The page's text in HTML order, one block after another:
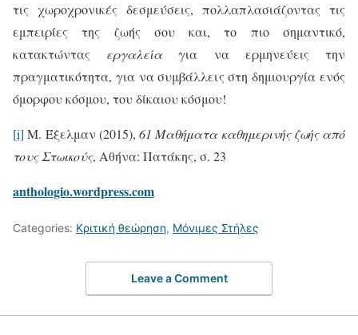
τις χωροχρονικές δεσμεύσεις, πολλαπλασιάζοντας τις
εμπειρίες της ζωής σου και, το πιο σημαντικό,
κατακτώντας εργαλείαγια να ερμηνεύεις την
πραγματικότητα, για να συμβάλλεις στη δημιουργία ενός
όμορφου κόσμου, του δίκαιου κόσμου!
[i] Μ. Έξελμαν (2015), 61 Μαθήματα καθημερινής ζωής από
τους Στωικούς, Αθήνα: Πατάκης, σ. 23
anthologio.wordpress.com
Categories: Κριτική θεώρηση, Μόνιμες Στήλες
Leave a Comment